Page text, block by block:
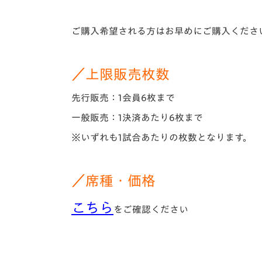
ご購入希望される方はお早めにご購入くださ
／上限販売枚数
先行販売：1会員6枚まで
一般販売：1決済あたり6枚まで
※いずれも1試合あたりの枚数となります。
／席種・価格
こちら をご確認ください